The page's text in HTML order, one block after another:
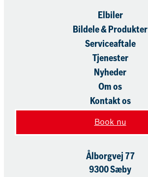
Elbiler
Bildele & Produkter
Serviceaftale
Tjenester
Nyheder
Om os
Kontakt os
Book nu
Ålborgvej 77
9300 Sæby